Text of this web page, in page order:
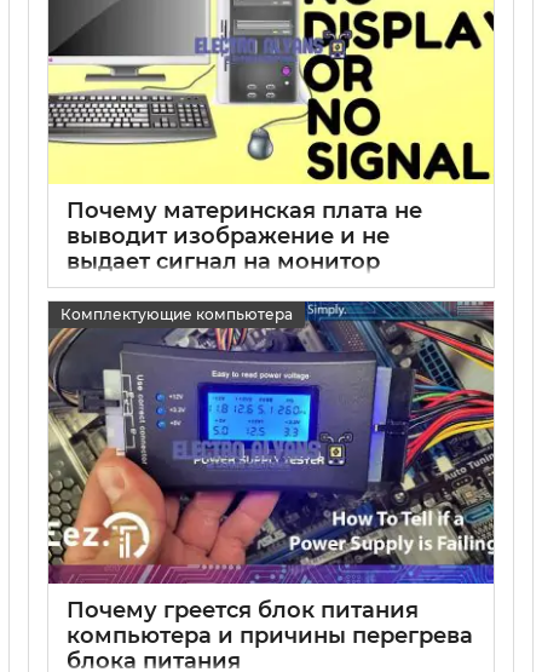
Почему материнская плата не
выводит изображение и не
выдает сигнал на монитор
Комплектующие компьютера
Почему греется блок питания
компьютера и причины перегрева
блока питания